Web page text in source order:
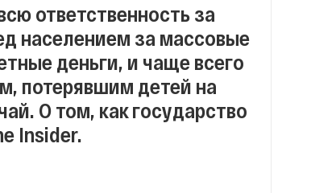
ответственность за
населением за массовые
деньги, и чаще всего
потерявшим детей на
О том, как государство
Insider.